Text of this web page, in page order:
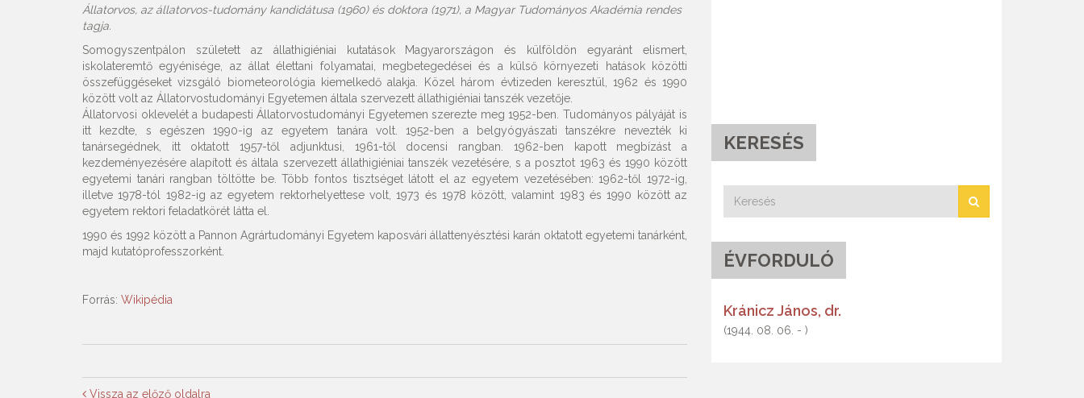
Állatorvos, az állatorvos-tudomány kandidátusa (1960) és doktora (1971), a Magyar Tudományos Akadémia rendes
tagja.
Somogyszentpálon született az állathigiéniai kutatások Magyarországon és külföldön egyaránt elismert,
iskolateremtő egyénisége, az állat élettani folyamatai, megbetegedései és a külső környezeti hatások közötti
összefüggéseket vizsgáló biometeorológia kiemelkedő alakja. Közel három évtizeden keresztül, 1962 és 1990
között volt az Állatorvostudományi Egyetemen általa szervezett állathigiéniai tanszék vezetője.
Állatorvosi oklevelét a budapesti Állatorvostudományi Egyetemen szerezte meg 1952-ben. Tudományos pályáját is
itt kezdte, s egészen 1990-ig az egyetem tanára volt. 1952-ben a belgyógyászati tanszékre nevezték ki
tanársegédnek, itt oktatott 1957-től adjunktusi, 1961-től docensi rangban. 1962-ben kapott megbízást a
kezdeményezésére alapított és általa szervezett állathigiéniai tanszék vezetésére, s a posztot 1963 és 1990 között
egyetemi tanári rangban töltötte be. Több fontos tisztséget látott el az egyetem vezetésében: 1962-től 1972-ig,
illetve 1978-tól 1982-ig az egyetem rektorhelyettese volt, 1973 és 1978 között, valamint 1983 és 1990 között az
egyetem rektori feladatkörét látta el.
1990 és 1992 között a Pannon Agrártudományi Egyetem kaposvári állattenyésztési karán oktatott egyetemi tanárként,
majd kutatóprofesszorként.
Forrás: Wikipédia
Vissza az előző oldalra
KERESÉS
ÉVFORDULÓ
Kránicz János, dr.
(1944. 08. 06. - )